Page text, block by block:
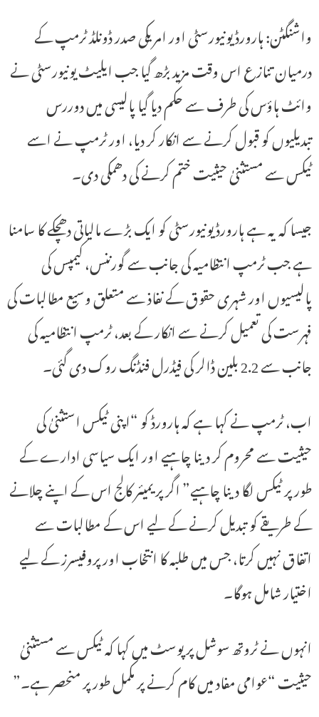
واشنگٹن: ہارورڈ یونیورسٹی اور امریکی صدر ڈونلڈ ٹرمپ کے
درمیان تنازع اس وقت مزید بڑھ گیا جب ایلیٹ یونیورسٹی نے
وائٹ ہاؤس کی طرف سے حکم دیا گیا پالیسی میں دوررس
تبدیلیوں کو قبول کرنے سے انکار کر دیا، اور ٹرمپ نے اسے
ٹیکس سے مستثنیٰ حیثیت ختم کرنے کی دھمکی دی۔
جیسا کہ یہ ہے ہارورڈ یونیورسٹی کو ایک بڑے مالیاتی دھچکے کا سامنا
ہے جب ٹرمپ انتظامیہ کی جانب سے گورننس، کیمپس کی
پالیسیوں اور شہری حقوق کے نفاذ سے متعلق وسیع مطالبات کی
فہرست کی تعمیل کرنے سے انکار کے بعد، ٹرمپ انتظامیہ کی
جانب سے 2.2 بلین ڈالر کی فیڈرل فنڈنگ ​​روک دی گئی۔
اب، ٹرمپ نے کہا ہے کہ ہارورڈ کو “اپنی ٹیکس استثنیٰ کی
حیثیت سے محروم کر دینا چاہیے اور ایک سیاسی ادارے کے
طور پر ٹیکس لگا دینا چاہیے” اگر پریمیئر کالج اس کے اپنے چلانے
کے طریقے کو تبدیل کرنے کے لیے اس کے مطالبات سے
اتفاق نہیں کرتا، جس میں طلبہ کا انتخاب اور پروفیسرز کے لیے
اختیار شامل ہوگا۔
انہوں نے ٹروتھ سوشل پر پوسٹ میں کہا کہ ٹیکس سے مستثنیٰ
حیثیت “عوامی مفاد میں کام کرنے پر مکمل طور پر منحصر ہے۔”